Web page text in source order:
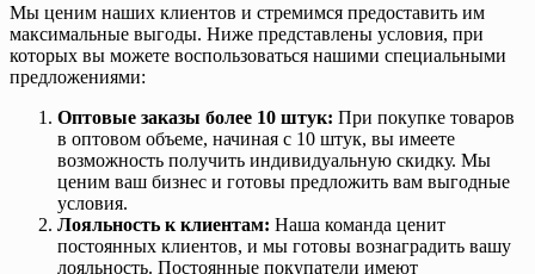
Мы ценим наших клиентов и стремимся предоставить им
максимальные выгоды. Ниже представлены условия, при
которых вы можете воспользоваться нашими специальными
предложениями:
Оптовые заказы более 10 штук: При покупке товаров
в оптовом объеме, начиная с 10 штук, вы имеете
возможность получить индивидуальную скидку. Мы
ценим ваш бизнес и готовы предложить вам выгодные
условия.
Лояльность к клиентам: Наша команда ценит
постоянных клиентов, и мы готовы вознаградить вашу
лояльность. Постоянные покупатели имеют